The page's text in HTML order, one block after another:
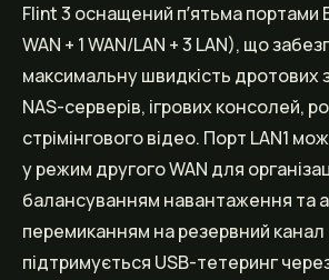
Flint 3 оснащений пʼятьма портами
WAN + 1 WAN/LAN + 3 LAN), що
максимальну швидкість дротових
NAS-серверів, ігрових консолей,
стрімінгового відео. Порт LAN1
у режим другого WAN для
балансуванням навантаження та
перемиканням на резервний
підтримується USB-тетеринг